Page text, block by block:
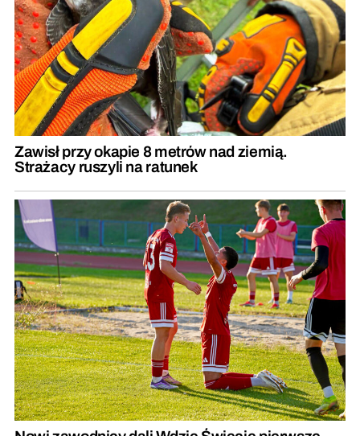
Zawisł przy okapie 8 metrów nad ziemią.
Strażacy ruszyli na ratunek